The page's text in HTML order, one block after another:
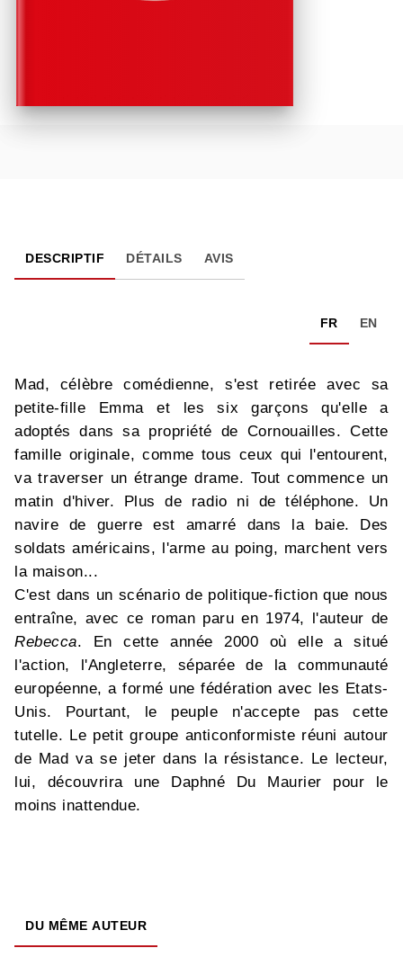
DESCRIPTIF DÉTAILS AVIS
FR EN
Mad, célèbre comédienne, s'est retirée avec sa
petite-fille Emma et les six garçons qu'elle a
adoptés dans sa propriété de Cornouailles. Cette
famille originale, comme tous ceux qui l'entourent,
va traverser un étrange drame. Tout commence un
matin d'hiver. Plus de radio ni de téléphone. Un
navire de guerre est amarré dans la baie. Des
soldats américains, l'arme au poing, marchent vers
la maison...
C'est dans un scénario de politique-fiction que nous
entraîne, avec ce roman paru en 1974, l'auteur de
Rebecca. En cette année 2000 où elle a situé
l'action, l'Angleterre, séparée de la communauté
européenne, a formé une fédération avec les Etats-
Unis. Pourtant, le peuple n'accepte pas cette
tutelle. Le petit groupe anticonformiste réuni autour
de Mad va se jeter dans la résistance. Le lecteur,
lui, découvrira une Daphné Du Maurier pour le
moins inattendue.
DU MÊME AUTEUR